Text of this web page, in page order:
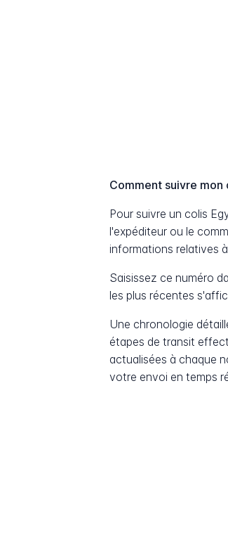
Comment suivre mon
Pour suivre un colis
l'expéditeur ou le
informations relatives
Saisissez ce numéro
les plus récentes
Une chronologie
étapes de transit
actualisées à chaque
votre envoi en temps